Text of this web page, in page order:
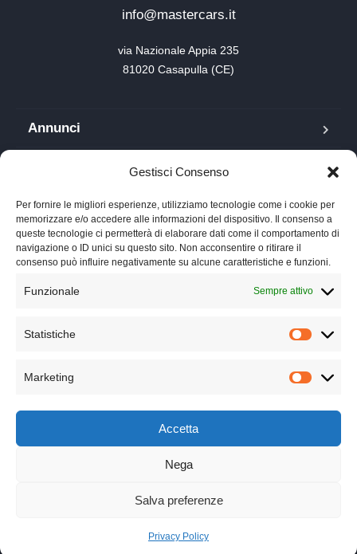
Gestisci Consenso
Per fornire le migliori esperienze, utilizziamo tecnologie come i cookie per
memorizzare e/o accedere alle informazioni del dispositivo. Il consenso a
queste tecnologie ci permetterà di elaborare dati come il comportamento di
navigazione o ID unici su questo sito. Non acconsentire o ritirare il
consenso può influire negativamente su alcune caratteristiche e funzioni.
Funzionale Sempre attivo
Statistiche
Marketing
Accetta
Nega
Salva preferenze
Privacy Policy
info@mastercars.it
via Nazionale Appia 235
81020 Casapulla (CE)
Annunci
FAQ
Lavora con noi
Copyright © 2025. All rights reserved | P.Iva 04773900610